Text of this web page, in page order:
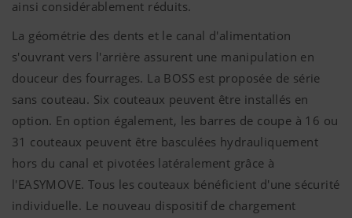
ainsi considérablement réduits.
La géométrie des dents et le canal d'alimentation
s'ouvrant vers l'arrière assurent une manipulation en
douceur des fourrages. La BOSS est proposée de série
sans couteau. Six couteaux peuvent être installés en
option. En option également, les barres de coupe à 16 ou
31 couteaux peuvent être basculées hydrauliquement
hors du canal et pivotées latéralement grâce à
l'EASYMOVE. Tous les couteaux bénéficient d'une sécurité
individuelle. Le nouveau dispositif de chargement